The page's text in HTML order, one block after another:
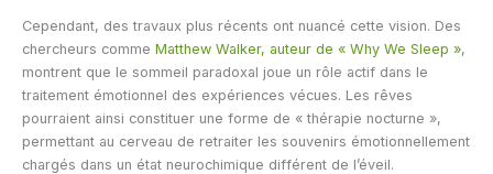
Cependant, des travaux plus récents ont nuancé cette vision. Des
chercheurs comme Matthew Walker, auteur de « Why We Sleep »,
montrent que le sommeil paradoxal joue un rôle actif dans le
traitement émotionnel des expériences vécues. Les rêves
pourraient ainsi constituer une forme de « thérapie nocturne »,
permettant au cerveau de retraiter les souvenirs émotionnellement
chargés dans un état neurochimique différent de l’éveil.